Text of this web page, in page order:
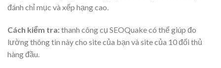
đánh chỉ mục và xếp hạng cao.
Cách kiểm tra:thanh công cụ SEOQuake có thể giúp đo
lường thông tin này cho site của bạn và site của 10 đối thủ
hàng đầu.